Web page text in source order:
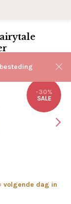
-30%
SALE
volgende dag in